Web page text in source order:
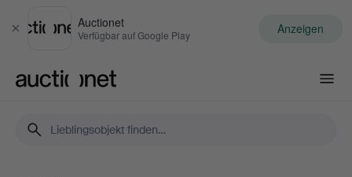
Schließen
Auctionet
Verfügbar auf Google Play Anzeigen